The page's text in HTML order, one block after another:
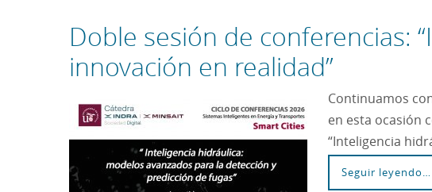
Doble sesión de conferencias:
innovación en realidad”
Continuamos
en esta ocasión
“Inteligencia
Seguir leyendo…